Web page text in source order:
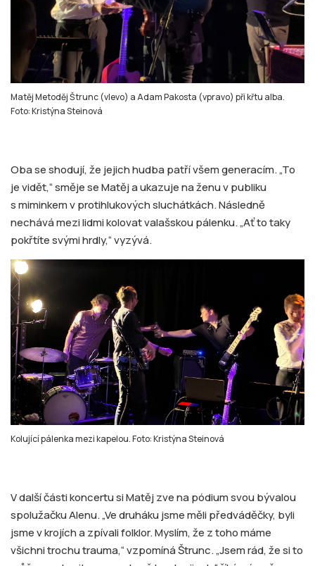
Matěj Metoděj Štrunc (vlevo) a Adam Pakosta (vpravo) při křtu alba.
Foto: Kristýna Steinová
Oba se shodují, že jejich hudba patří všem generacím. „To
je vidět,“ směje se Matěj a ukazuje na ženu v publiku
s miminkem v protihlukových sluchátkách. Následně
nechává mezi lidmi kolovat valašskou pálenku. „Ať to taky
pokřtíte svými hrdly,“ vyzývá.
Kolující pálenka mezi kapelou. Foto: Kristýna Steinová
V další části koncertu si Matěj zve na pódium svou bývalou
spolužačku Alenu. „Ve druháku jsme měli předváděčky, byli
jsme v krojích a zpívali folklor. Myslím, že z toho máme
všichni trochu trauma,“ vzpomíná Štrunc. „Jsem rád, že si to